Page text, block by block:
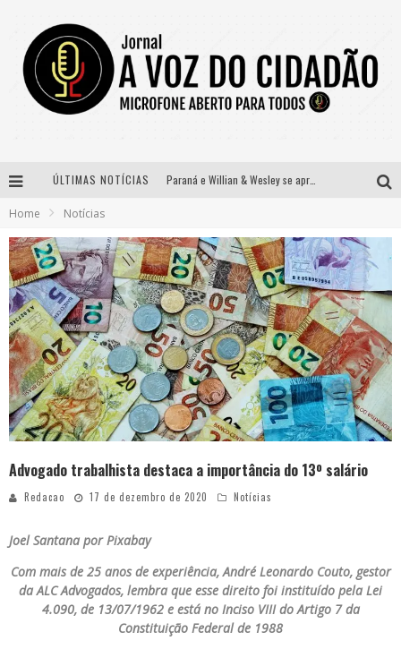
ÚLTIMAS NOTÍCIAS Paraná e Willian & Wesley se apresentam no Carretão Trevo Contagem nesta sexta-feira
Banda Mole de BH anuncia Kayete como madrinha do bloco
Definidas as 12 finalistas do concurso Rainha do Pedro Leopoldo Rodeio Show 2026
Home Notícias
Advogado trabalhista destaca a importância do 13º salário
Redacao 17 de dezembro de 2020 Notícias
Joel Santana por Pixabay
Com mais de 25 anos de experiência, André Leonardo Couto, gestor
da ALC Advogados, lembra que esse direito foi instituído pela Lei
4.090, de 13/07/1962 e está no Inciso VIII do Artigo 7 da
Constituição Federal de 1988